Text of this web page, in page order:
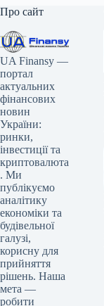
Про сайт
UA Finansy —
портал
актуальних
фінансових
новин
України:
ринки,
інвестиції та
криптовалюта
. Ми
публікуємо
аналітику
економіки та
будівельної
галузі,
корисну для
прийняття
рішень. Наша
мета —
робити